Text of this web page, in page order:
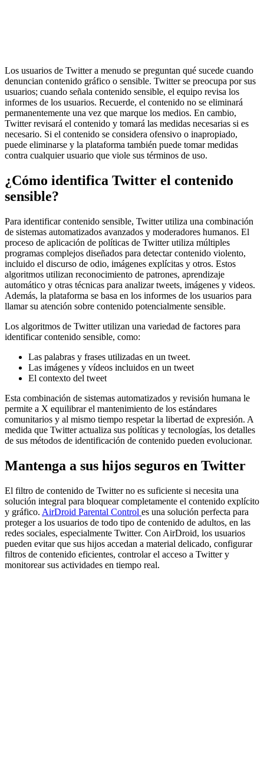
Los usuarios de Twitter a menudo se preguntan qué sucede cuando
denuncian contenido gráfico o sensible. Twitter se preocupa por sus
usuarios; cuando señala contenido sensible, el equipo revisa los
informes de los usuarios. Recuerde, el contenido no se eliminará
permanentemente una vez que marque los medios. En cambio,
Twitter revisará el contenido y tomará las medidas necesarias si es
necesario. Si el contenido se considera ofensivo o inapropiado,
puede eliminarse y la plataforma también puede tomar medidas
contra cualquier usuario que viole sus términos de uso.
¿Cómo identifica Twitter el contenido
sensible?
Para identificar contenido sensible, Twitter utiliza una combinación
de sistemas automatizados avanzados y moderadores humanos. El
proceso de aplicación de políticas de Twitter utiliza múltiples
programas complejos diseñados para detectar contenido violento,
incluido el discurso de odio, imágenes explícitas y otros. Estos
algoritmos utilizan reconocimiento de patrones, aprendizaje
automático y otras técnicas para analizar tweets, imágenes y videos.
Además, la plataforma se basa en los informes de los usuarios para
llamar su atención sobre contenido potencialmente sensible.
Los algoritmos de Twitter utilizan una variedad de factores para
identificar contenido sensible, como:
Las palabras y frases utilizadas en un tweet.
Las imágenes y vídeos incluidos en un tweet
El contexto del tweet
Esta combinación de sistemas automatizados y revisión humana le
permite a X equilibrar el mantenimiento de los estándares
comunitarios y al mismo tiempo respetar la libertad de expresión. A
medida que Twitter actualiza sus políticas y tecnologías, los detalles
de sus métodos de identificación de contenido pueden evolucionar.
Mantenga a sus hijos seguros en Twitter
El filtro de contenido de Twitter no es suficiente si necesita una
solución integral para bloquear completamente el contenido explícito
y gráfico. AirDroid Parental Control es una solución perfecta para
proteger a los usuarios de todo tipo de contenido de adultos, en las
redes sociales, especialmente Twitter. Con AirDroid, los usuarios
pueden evitar que sus hijos accedan a material delicado, configurar
filtros de contenido eficientes, controlar el acceso a Twitter y
monitorear sus actividades en tiempo real.